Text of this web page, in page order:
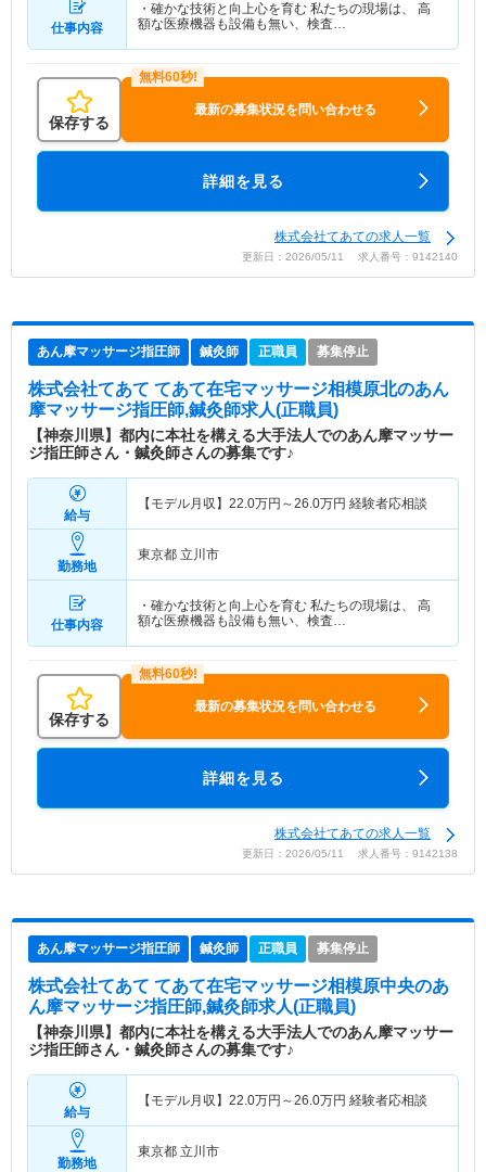
仕事内容
・確かな技術と向上心を育む 私たちの現場は、 高
額な医療機器も設備も無い、検査…
保存する
最新の募集状況を問い合わせる
詳細を見る
株式会社てあての求人一覧
更新日：2026/05/11 求人番号：9142140
あん摩マッサージ指圧師 鍼灸師 正職員 募集停止
株式会社てあて てあて在宅マッサージ相模原北のあん
摩マッサージ指圧師,鍼灸師求人(正職員)
【神奈川県】都内に本社を構える大手法人でのあん摩マッサー
ジ指圧師さん・鍼灸師さんの募集です♪
給与
【モデル月収】 22.0万円～26.0万円 経験者応相談
勤務地
東京都 立川市
仕事内容
・確かな技術と向上心を育む 私たちの現場は、 高
額な医療機器も設備も無い、検査…
保存する
最新の募集状況を問い合わせる
詳細を見る
株式会社てあての求人一覧
更新日：2026/05/11 求人番号：9142138
あん摩マッサージ指圧師 鍼灸師 正職員 募集停止
株式会社てあて てあて在宅マッサージ相模原中央のあ
ん摩マッサージ指圧師,鍼灸師求人(正職員)
【神奈川県】都内に本社を構える大手法人でのあん摩マッサー
ジ指圧師さん・鍼灸師さんの募集です♪
給与
【モデル月収】 22.0万円～26.0万円 経験者応相談
勤務地
東京都 立川市